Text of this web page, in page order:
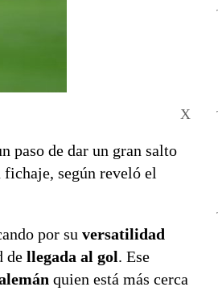
X
paso de dar un gran salto
fichaje, según reveló el
por su versatilidad
de llegada al gol. Ese
quien está más cerca